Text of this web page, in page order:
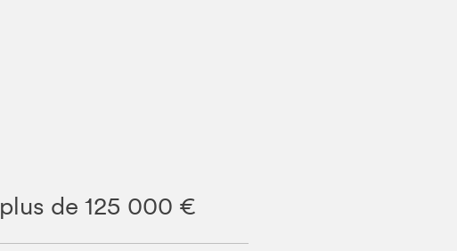
plus de 125 000 €